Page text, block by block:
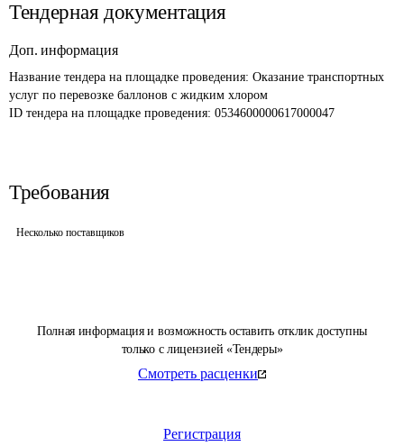
Полная информация и возможность оставить отклик доступны
только с лицензией «Тендеры»
Смотреть расценки
Регистрация
Тендерная документация
Доп. информация
Название тендера на площадке проведения: Оказание транспортных
услуг по перевозке баллонов с жидким хлором
ID тендера на площадке проведения: 0534600000617000047
Требования
Несколько поставщиков